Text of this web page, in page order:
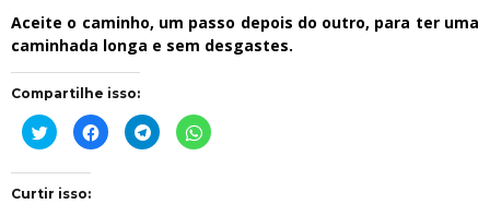
Aceite o caminho, um passo depois do outro, para ter uma
caminhada longa e sem desgastes.
Compartilhe isso:
Clique
para
compartilhar
em
Clique
para
compartilhar
Clique
para
compartilhar
Clique
para
Curtir isso: